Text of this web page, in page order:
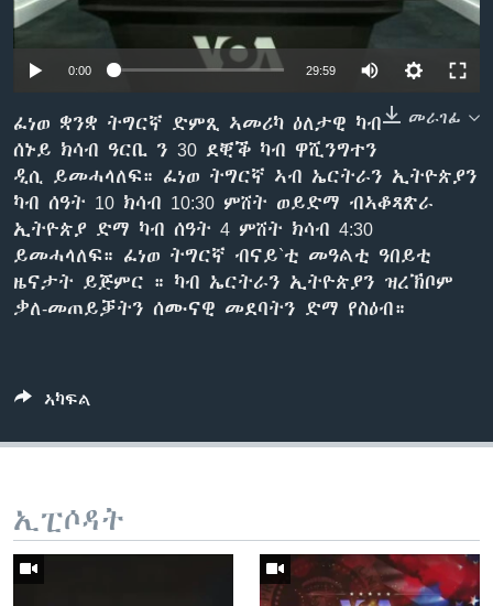
ቂሔ ጽልሚ
ቋንቋታት
0:00 29:59
መራገፊ
ፈነወ ቋንቋ ትግርኛ ድምጺ ኣመሪካ ዕለታዊ ካብ
ሰኑይ ክሳብ ዓርቢ ን 30 ደቒቕ ካብ ዋሺንግተን
ዲሲ ይመሓላለፍ። ፈነወ ትግርኛ ኣብ ኤርትራን ኢትዮጵያን
ካብ ሰዓት 10 ክሳብ 10:30 ምሸት ወይድማ ብኣቆጻጽራ
ኢትዮጵያ ድማ ካብ ሰዓት 4 ምሸት ክሳብ 4:30
ይመሓላለፍ። ፈነወ ትግርኛ ብናይ`ቲ መዓልቲ ዓበይቲ
ዜናታት ይጅምር ። ካብ ኤርትራን ኢትዮጵያን ዝረኽቦም
ቃለ-መጠይቓትን ሰሙናዊ መደባትን ድማ የስዕብ።
ኣካፍል
ኢፒሶዳት